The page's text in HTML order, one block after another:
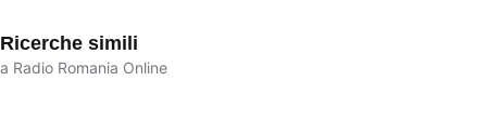
Ricerche simili
a Radio Romania Online